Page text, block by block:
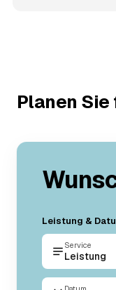
Planen
Leistung &
Service
Leistung